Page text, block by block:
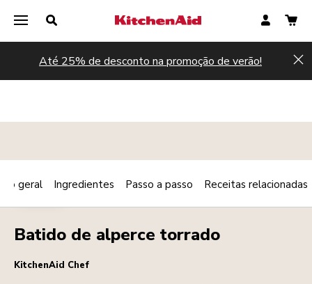
Até 25% de desconto na promoção de verão!
BEBIDAS Print
Batido de alperce torrado
KitchenAid Chef
geral Ingredientes Passo a passo Receitas relacionadas